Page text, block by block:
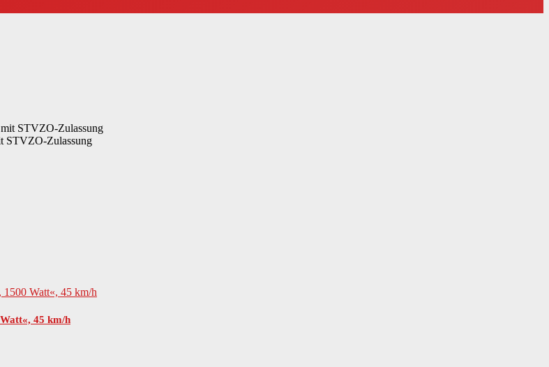
STVZO-Zulassung
45 km/h